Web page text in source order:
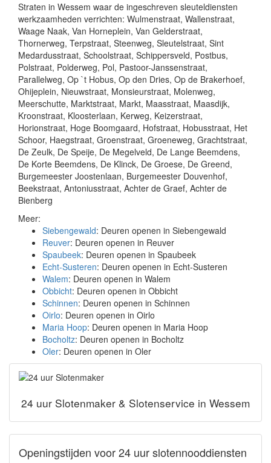
Straten in Wessem waar de ingeschreven sleuteldiensten
werkzaamheden verrichten: Wulmenstraat, Wallenstraat,
Waage Naak, Van Horneplein, Van Gelderstraat,
Thornerweg, Terpstraat, Steenweg, Sleutelstraat, Sint
Medardusstraat, Schoolstraat, Schippersveld, Postbus,
Polstraat, Polderweg, Pol, Pastoor-Janssenstraat,
Parallelweg, Op `t Hobus, Op den Dries, Op de Brakerhoef,
Ohijeplein, Nieuwstraat, Monsieurstraat, Molenweg,
Meerschutte, Marktstraat, Markt, Maasstraat, Maasdijk,
Kroonstraat, Kloosterlaan, Kerweg, Keizerstraat,
Horionstraat, Hoge Boomgaard, Hofstraat, Hobusstraat, Het
Schoor, Haegstraat, Groenstraat, Groeneweg, Grachtstraat,
De Zeulk, De Speije, De Megelveld, De Lange Beemdens,
De Korte Beemdens, De Klinck, De Groese, De Greend,
Burgemeester Joostenlaan, Burgemeester Douvenhof,
Beekstraat, Antoniusstraat, Achter de Graef, Achter de
Bienberg
Meer:
Siebengewald: Deuren openen in Siebengewald
Reuver: Deuren openen in Reuver
Spaubeek: Deuren openen in Spaubeek
Echt-Susteren: Deuren openen in Echt-Susteren
Walem: Deuren openen in Walem
Obbicht: Deuren openen in Obbicht
Schinnen: Deuren openen in Schinnen
Oirlo: Deuren openen in Oirlo
Maria Hoop: Deuren openen in Maria Hoop
Bocholtz: Deuren openen in Bocholtz
Oler: Deuren openen in Oler
24 uur Slotenmaker & Slotenservice in Wessem
Openingstijden voor 24 uur slotennooddiensten